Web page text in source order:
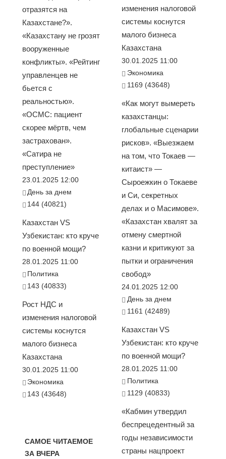
отразятся на
Казахстане?».
«Казахстану не грозят
вооруженные
конфликты». «Рейтинг
управленцев не
бьется с
реальностью».
«ОСМС: пациент
скорее мёртв, чем
застрахован».
«Сатира не
преступление»
23.01.2025 12:00
День за днем
144 (40821)
Казахстан VS
Узбекистан: кто круче
по военной мощи?
28.01.2025 11:00
Политика
143 (40833)
Рост НДС и
изменения налоговой
системы коснутся
малого бизнеса
Казахстана
30.01.2025 11:00
Экономика
143 (43648)
САМОЕ ЧИТАЕМОЕ
ЗА ВЧЕРА
изменения налоговой
системы коснутся
малого бизнеса
Казахстана
30.01.2025 11:00
Экономика
1169 (43648)
«Как могут вымереть
казахстанцы:
глобальные сценарии
рисков». «Выезжаем
на том, что Токаев —
китаист» —
Сыроежкин о Токаеве
и Си, секретных
делах и о Масимове».
«Казахстан хвалят за
отмену смертной
казни и критикуют за
пытки и ограничения
свобод»
24.01.2025 12:00
День за днем
1161 (42489)
Казахстан VS
Узбекистан: кто круче
по военной мощи?
28.01.2025 11:00
Политика
1129 (40833)
«Кабмин утвердил
беспрецедентный за
годы независимости
страны нацпроект